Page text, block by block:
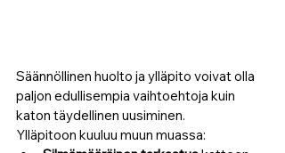
Säännöllinen huolto ja ylläpito voivat olla
paljon edullisempia vaihtoehtoja kuin
katon täydellinen uusiminen.
Ylläpitoon kuuluu muun muassa: